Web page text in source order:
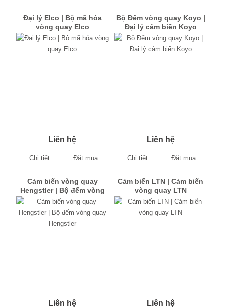
Đại lý Elco | Bộ mã hóa
vòng quay Elco
Liên hệ
Chi tiết Đặt mua
Bộ Đếm vòng quay Koyo |
Đại lý cảm biến Koyo
Liên hệ
Chi tiết Đặt mua
Cảm biến vòng quay
Hengstler | Bộ đếm vòng
quay Hengstler
Liên hệ
Cảm biến LTN | Cảm biến
vòng quay LTN
Liên hệ